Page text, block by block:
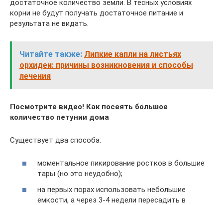
достаточное количество земли. В тесных условиях
корни не будут получать достаточное питание и
результата не видать.
Читайте также: Липкие капли на листьях
орхидеи: причины возникновения и способы
лечения
Посмотрите видео! Как посеять большое
количество петунии дома
Существует два способа:
моментальное пикирование ростков в большие
тары (но это неудобно);
на первых порах использовать небольшие
емкости, а через 3-4 недели пересадить в